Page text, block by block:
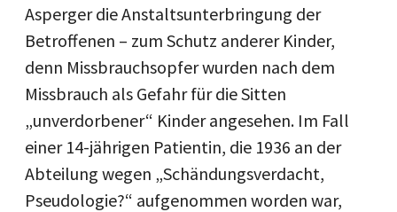
Asperger die Anstaltsunterbringung der
Betroffenen – zum Schutz anderer Kinder,
denn Missbrauchsopfer wurden nach dem
Missbrauch als Gefahr für die Sitten
„unverdorbener“ Kinder angesehen. Im Fall
einer 14-jährigen Patientin, die 1936 an der
Abteilung wegen „Schändungsverdacht,
Pseudologie?“ aufgenommen worden war,